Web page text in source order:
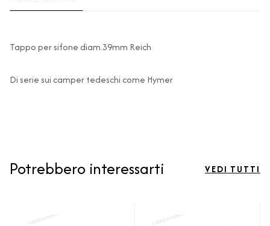
Tappo per sifone diam.39mm Reich
Di serie sui camper tedeschi come Hymer
Potrebbero interessarti VEDI TUTTI